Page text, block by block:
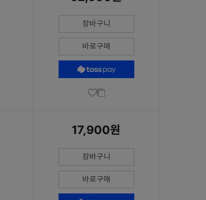
장바구니
바로구매
17,900원
장바구니
바로구매